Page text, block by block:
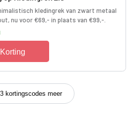
kledingrek van zwart metaal
nu voor €69,- in plaats van €99,-.
kortingscodes meer